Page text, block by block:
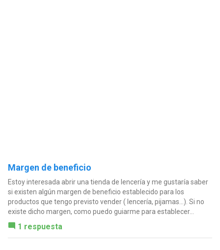
Margen de beneficio
Estoy interesada abrir una tienda de lencería y me gustaría saber
si existen algún margen de beneficio establecido para los
productos que tengo previsto vender ( lencería, pijamas...). Si no
existe dicho margen, como puedo guiarme para establecer...
1 respuesta